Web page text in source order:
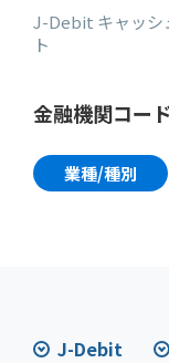
J-Debit キャッシ
ト
金融機関コー
業種/種別
J-Debit